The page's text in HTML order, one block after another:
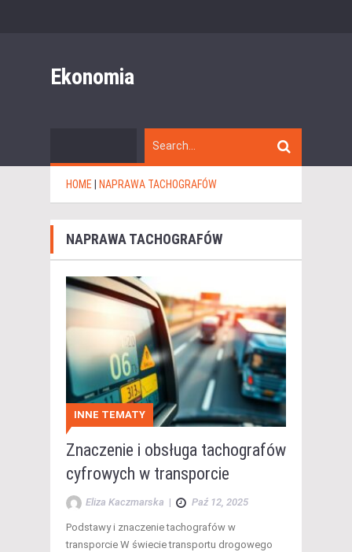
Ekonomia
HOME NAPRAWA TACHOGRAFÓW
NAPRAWA TACHOGRAFÓW
INNE TEMATY
Znaczenie i obsługa tachografów
cyfrowych w transporcie
Eliza Kaczmarska | Paź 12, 2025
Podstawy i znaczenie tachografów w
transporcie W świecie transportu drogowego